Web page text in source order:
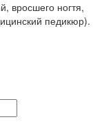
вросшего ногтя,
педикюр).